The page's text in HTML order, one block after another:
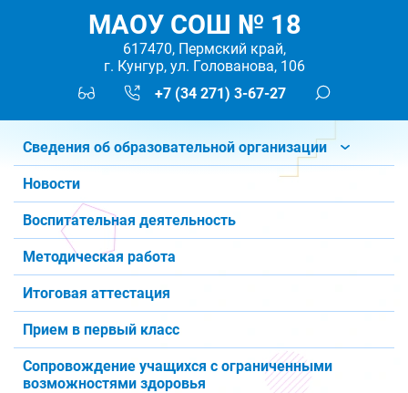
МАОУ СОШ № 18
617470, Пермский край,
г. Кунгур, ул. Голованова, 106
+7 (34 271) 3-67-27
Сведения об образовательной организации
Новости
Воспитательная деятельность
Методическая работа
Итоговая аттестация
Прием в первый класс
Сопровождение учащихся с ограниченными
возможностями здоровья